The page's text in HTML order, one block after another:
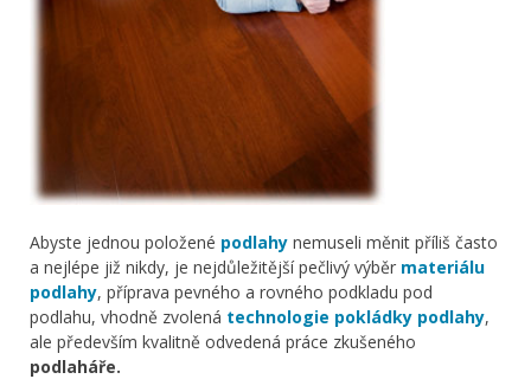
Abyste jednou položené podlahy nemuseli měnit příliš často
a nejlépe již nikdy, je nejdůležitější pečlivý výběr materiálu
podlahy, příprava pevného a rovného podkladu pod
podlahu, vhodně zvolená technologie pokládky podlahy,
ale především kvalitně odvedená práce zkušeného
podlaháře.